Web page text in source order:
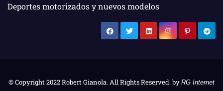
Deportes motorizados y nuevos modelos
© Copyright 2022 Robert Gianola. All Rights Reserved. by RG Internet